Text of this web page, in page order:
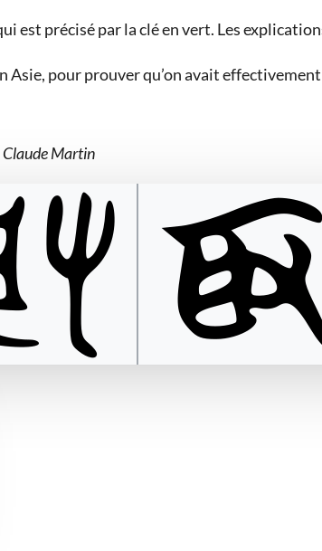
est précisé par la clé en vert. Les
Asie, pour prouver qu’on avait
Claude Martin